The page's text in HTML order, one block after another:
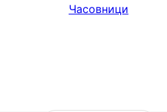
Часовници